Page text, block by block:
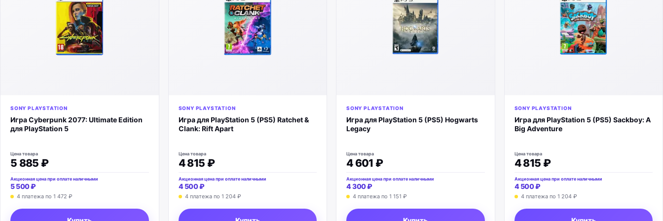
SONY PLAYSTATION
Игра Cyberpunk 2077: Ultimate Edition
для PlayStation 5
Цена товара
5 885 ₽
Акционная цена при оплате наличными
5 500 ₽
4 платежа по 1 472 ₽
SONY PLAYSTATION
Игра для PlayStation 5 (PS5) Ratchet &
Clank: Rift Apart
Цена товара
4 815 ₽
Акционная цена при оплате наличными
4 500 ₽
4 платежа по 1 204 ₽
SONY PLAYSTATION
Игра для PlayStation 5 (PS5) Hogwarts
Legacy
Цена товара
4 601 ₽
Акционная цена при оплате наличными
4 300 ₽
4 платежа по 1 151 ₽
SONY PLAYSTATION
Игра для PlayStation 5 (PS5) Sackboy: A
Big Adventure
Цена товара
4 815 ₽
Акционная цена при оплате наличными
4 500 ₽
4 платежа по 1 204 ₽